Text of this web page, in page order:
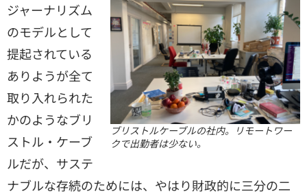
ブリストルケーブルの社内。リモートワー
クで出勤者は少ない。
ジャーナリズム
のモデルとして
提起されている
ありようが全て
取り入れられた
かのようなブリ
ストル・ケーブ
ルだが、サステ
ナブルな存続のためには、やはり財政的に三分の二